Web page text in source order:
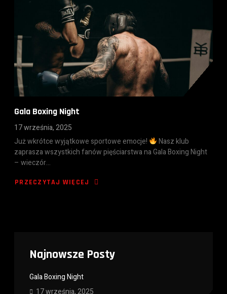
Gala Boxing Night
17 września, 2025
Już wkrótce wyjątkowe sportowe emocje!
Nasz klub
zaprasza wszystkich fanów pięściarstwa na Gala Boxing Night
– wieczór…
PRZECZYTAJ WIĘCEJ
Najnowsze Posty
Gala Boxing Night
17 września, 2025